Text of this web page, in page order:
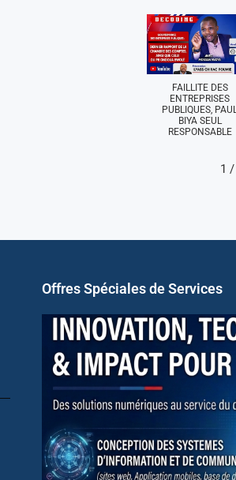
FAILLITE DES
ENTREPRISES
PUBLIQUES, PAUL
BIYA SEUL
RESPONSABLE
1 /
Offres Spéciales de Services